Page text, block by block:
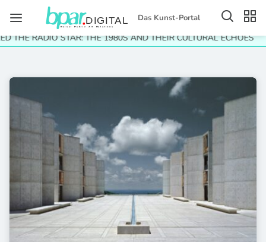
Das Kunst-Portal
RADIO STAR: THE 1980S AND THEIR CULTURAL ECHOES